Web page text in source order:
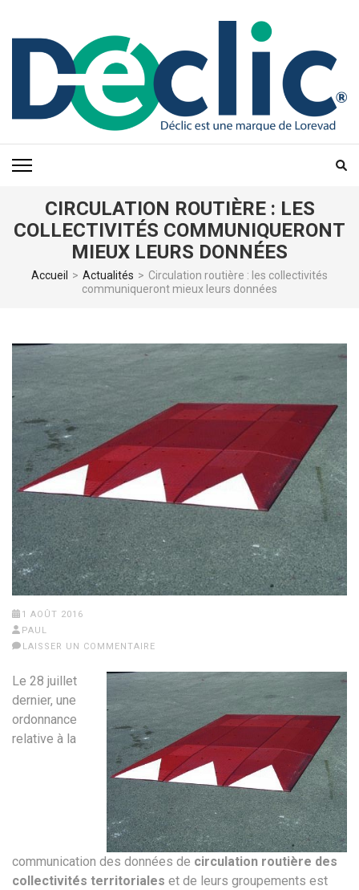
CIRCULATION ROUTIÈRE : LES
COLLECTIVITÉS COMMUNIQUERONT
MIEUX LEURS DONNÉES
Accueil > Actualités > Circulation routière : les collectivités
communiqueront mieux leurs données
1 AOÛT 2016
PAUL
LAISSER UN COMMENTAIRE
Le 28 juillet
dernier, une
ordonnance
relative à la
communication des données de circulation routière des
collectivités territoriales et de leurs groupements est